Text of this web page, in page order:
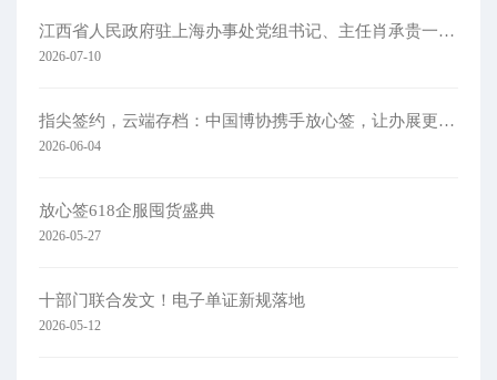
江西省人民政府驻上海办事处党组书记、主任肖承贵一行莅临集团考察
2026-07-10
指尖签约，云端存档：中国博协携手放心签，让办展更简单
2026-06-04
放心签618企服囤货盛典
2026-05-27
十部门联合发文！电子单证新规落地
2026-05-12